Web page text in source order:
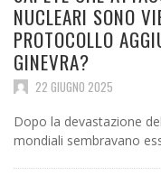
NUCLEARI SONO
PROTOCOLLO
GINEVRA?
22 GIUGNO 2025
Dopo la devastazione
mondiali sembravano